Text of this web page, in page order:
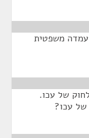
עמדה משפטית
של עכו.
עכו?